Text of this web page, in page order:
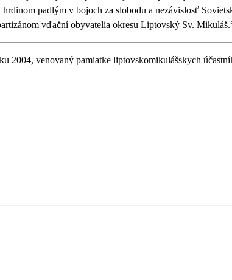
padlým v bojoch za slobodu a nezávislosť
vďační obyvatelia okresu Liptovský Sv.
venovaný pamiatke liptovskomikulášskych